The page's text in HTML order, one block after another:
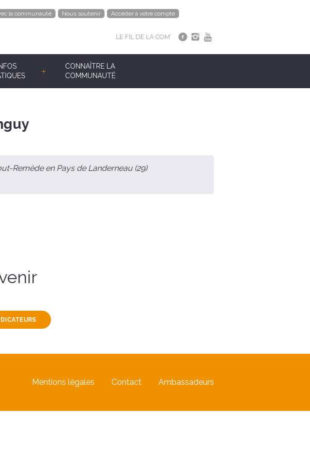
la communauté Nous soutenir Accéder à votre compte
LE FIL DE LA COM’
CONNAÎTRE LA
COMMUNAUTÉ
Remède en Pays de Landerneau (29)
Mentions légales Contact Ambassadeurs